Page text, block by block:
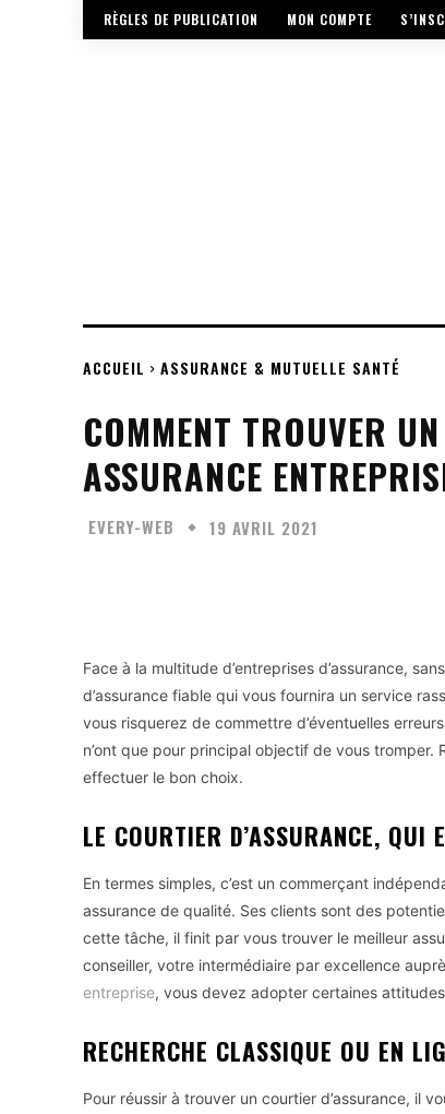
RÈGLES DE PUBLICATION MON COMPTE
ACCUEIL ASSURANCE & MUTUELLE SANTÉ
COMMENT TROUVER
ASSURANCE
EVERY-WEB 19 AVRIL 2021
Face à la multitude d’entreprises d’assurance,
d’assurance fiable qui vous fournira un service
vous risquerez de commettre d’éventuelles
n’ont que pour principal objectif de vous
effectuer le bon choix.
LE COURTIER D’ASSURANCE, QUI
En termes simples, c’est un commerçant
assurance de qualité. Ses clients sont des
cette tâche, il finit par vous trouver le meilleur
conseiller, votre intermédiaire par excellence
entreprise, vous devez adopter certaines
RECHERCHE CLASSIQUE OU EN
Pour réussir à trouver un courtier d’assurance, il